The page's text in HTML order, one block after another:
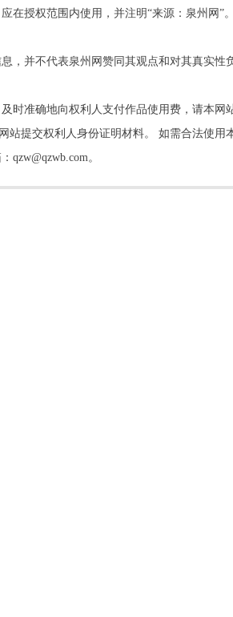
在授权范围内使用，并注明“来源：泉州网”
，并不代表泉州网赞同其观点和对其真实性
时准确地向权利人支付作品使用费，请本网
站提交权利人身份证明材料。 如需合法使用
qzw@qzwb.com。